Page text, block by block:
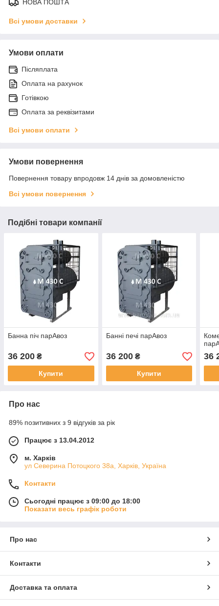
НОВА ПОШТА
Всі умови доставки
Умови оплати
Післяплата
Оплата на рахунок
Готівкою
Оплата за реквізитами
Всі умови оплати
Умови повернення
Повернення товару впродовж 14 днів за домовленістю
Всі умови повернення
Подібні товари компанії
Банна піч парАвоз
36 200 ₴
Купити
Банні печі парАвоз
36 200₴
Купити
36
Про нас
89% позитивних з 9 відгуків за рік
Працює з 13.04.2012
м. Харків
ул Северина Потоцкого 38а, Харків, Україна
Контакти
Сьогодні працює з 09:00 до 18:00
Показати весь графік роботи
Про нас
Контакти
Доставка та оплата